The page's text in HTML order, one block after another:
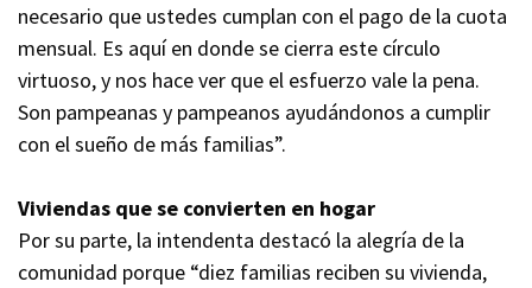
necesario que ustedes cumplan con el pago de la cuota
mensual. Es aquí en donde se cierra este círculo
virtuoso, y nos hace ver que el esfuerzo vale la pena.
Son pampeanas y pampeanos ayudándonos a cumplir
con el sueño de más familias”.
Viviendas que se convierten en hogar
Por su parte, la intendenta destacó la alegría de la
comunidad porque “diez familias reciben su vivienda,